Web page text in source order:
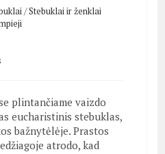
/Stebuklai ir ženklai
plintančiame vaizdo
eucharistinis stebuklas,
bažnytėlėje. Prastos
atrodo, kad